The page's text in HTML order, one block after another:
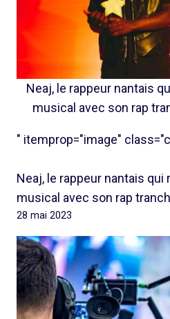
Neaj, le rappeur nantais
musical avec son rap
" itemprop="image"
Neaj, le rappeur nantais qui
musical avec son rap
28 mai 2023